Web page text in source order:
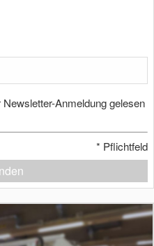
Anmeldung gelesen
* Pflichtfeld